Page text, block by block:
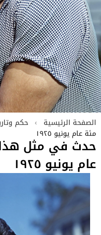
الصفحة الرئيسية › حكم
مئة عام يونيو ١٩٢٥
حدث في مثل
عام يونيو ١٩٢٥